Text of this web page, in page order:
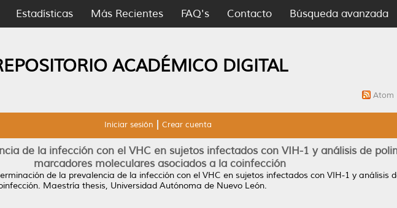
Estadísticas Más Recientes FAQ's Contacto Búsqueda avanzada
ACADÉMICO DIGITAL
Atom
Iniciar sesión Crear cuenta
de la infección con el VHC en sujetos infectados con VIH-1 y análisis de
marcadores moleculares asociados a la coinfección
de la prevalencia de la infección con el VHC en sujetos infectados con VIH-1 y análisis
Maestría thesis, Universidad Autónoma de Nuevo León.